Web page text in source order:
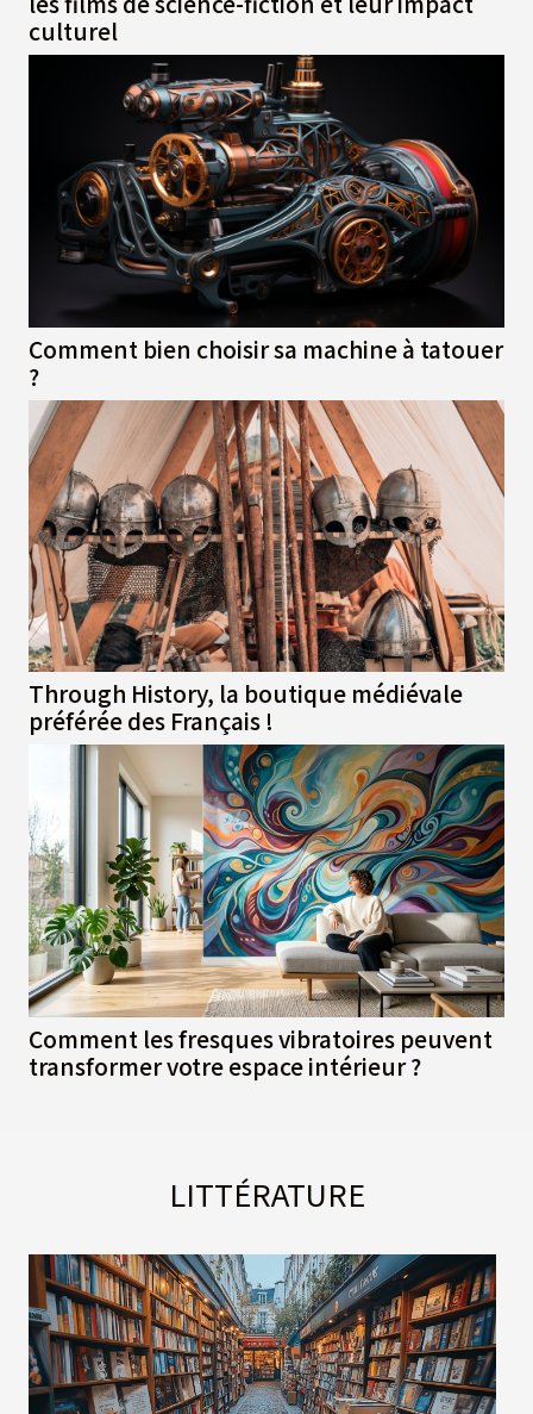
culturel
Comment bien choisir sa machine à tatouer
?
Through History, la boutique médiévale
préférée des Français !
Comment les fresques vibratoires peuvent
transformer votre espace intérieur ?
LITTÉRATURE